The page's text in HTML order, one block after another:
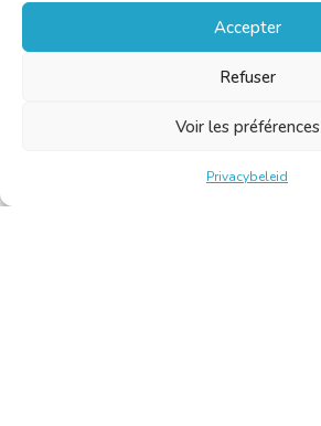
Accepter
Refuser
Voir les préférences
Privacybeleid